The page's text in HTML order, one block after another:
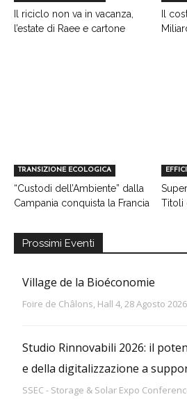
Il riciclo non va in vacanza,
l’estate di Raee e cartone
Il
TRANSIZIONE ECOLOGICA
“Custodi dell’Ambiente” dalla
Campania conquista la Francia
Titoli
Prossimi Eventi
Village de la Bioéconomie
Foire de Châlons, Hall 4, 28 Agosto 2026
Studio Rinnovabili 2026: il
e della digitalizzazione a
SSEC - Storage & Solar Expo